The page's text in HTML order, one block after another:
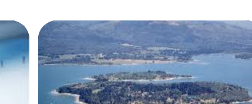
BEREZIAK | ESPECIALES IRTEERAK | SALIDAS